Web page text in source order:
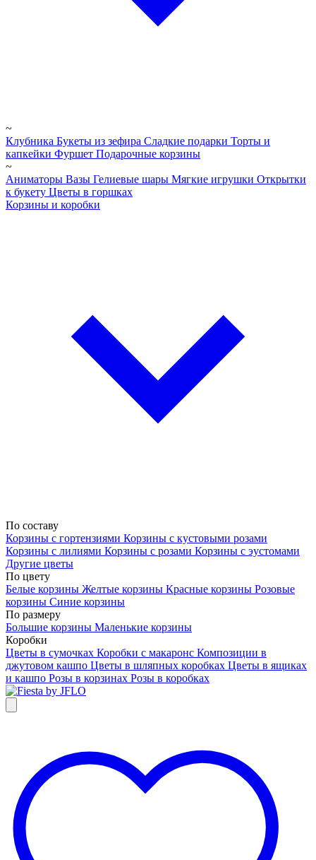
~
Клубника Букеты из зефира Сладкие подарки Торты и
капкейки Фуршет Подарочные корзины
~
Аниматоры Вазы Гелиевые шары Мягкие игрушки Открытки
к букету Цветы в горшках
Корзины и коробки
По составу
Корзины с гортензиями Корзины с кустовыми розами
Корзины с лилиями Корзины с розами Корзины с эустомами
Другие цветы
По цвету
Белые корзины Желтые корзины Красные корзины Розовые
корзины Синие корзины
По размеру
Большие корзины Маленькие корзины
Коробки
Цветы в сумочках Коробки с макаронс Композиции в
джутовом кашпо Цветы в шляпных коробках Цветы в ящиках
и кашпо Розы в корзинах Розы в коробках